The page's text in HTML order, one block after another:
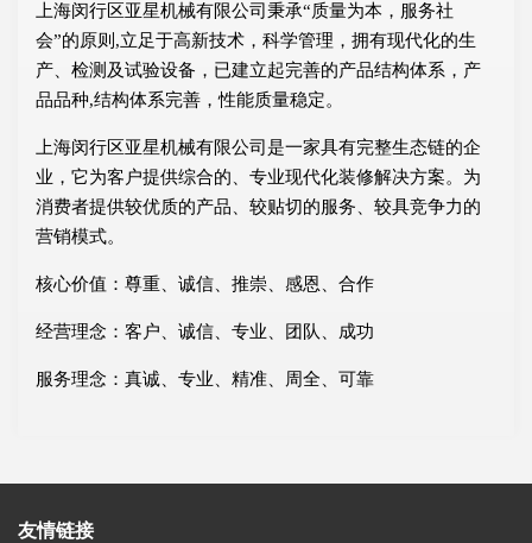
上海闵行区亚星机械有限公司秉承“质量为本，服务社
会”的原则,立足于高新技术，科学管理，拥有现代化的生
产、检测及试验设备，已建立起完善的产品结构体系，产
品品种,结构体系完善，性能质量稳定。
上海闵行区亚星机械有限公司是一家具有完整生态链的企
业，它为客户提供综合的、专业现代化装修解决方案。为
消费者提供较优质的产品、较贴切的服务、较具竞争力的
营销模式。
核心价值：尊重、诚信、推崇、感恩、合作
经营理念：客户、诚信、专业、团队、成功
服务理念：真诚、专业、精准、周全、可靠
友情链接